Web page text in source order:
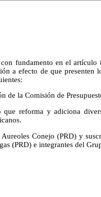
fundamento en el
a efecto de que presenten
de la Comisión de
reforma y adiciona
Conejo (PRD) y
(PRD) e integrantes del